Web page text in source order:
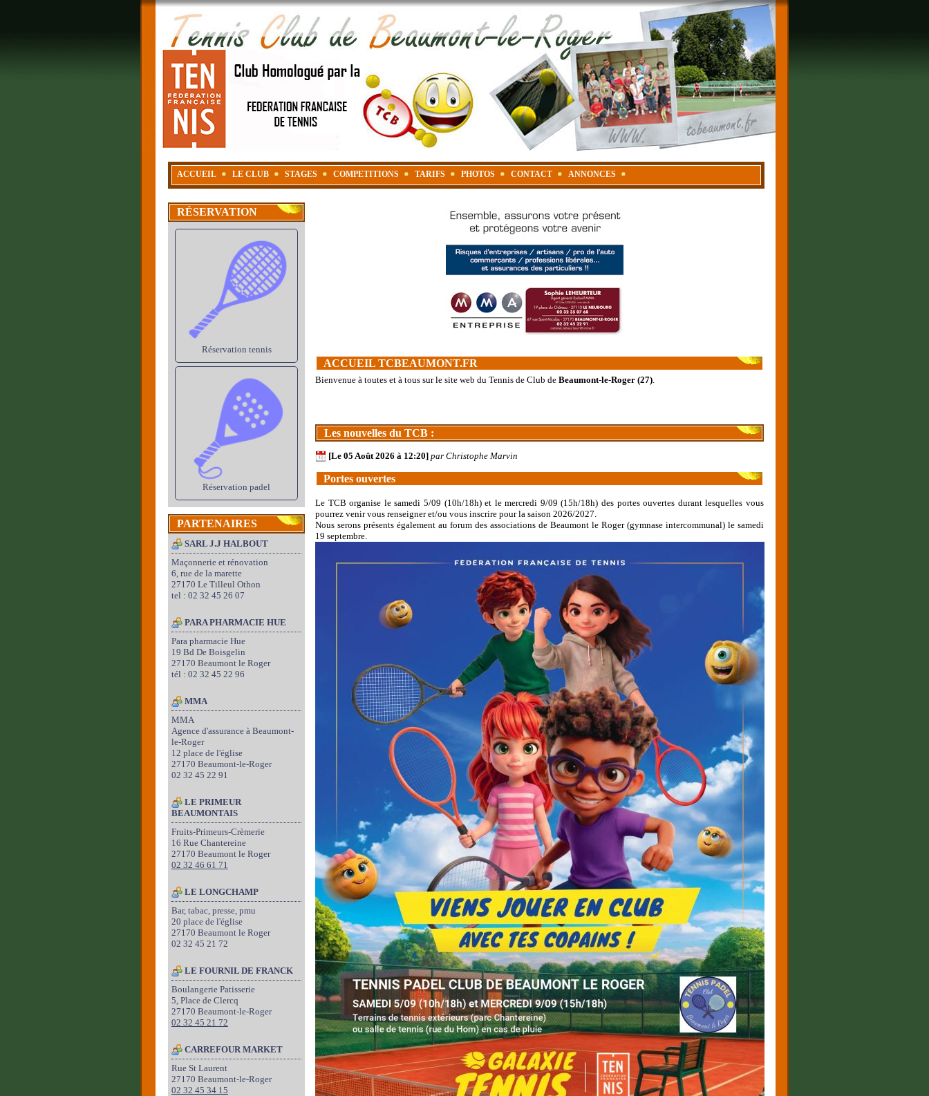
ACCUEIL LE CLUB STAGES COMPETITIONS TARIFS PHOTOS CONTACT ANNONCES
RÉSERVATION
Réservation tennis
Réservation padel
PARTENAIRES
SARL J.J HALBOUT
Maçonnerie et rénovation
6, rue de la marette
27170 Le Tilleul Othon
tel : 02 32 45 26 07
PARA PHARMACIE HUE
Para pharmacie Hue
19 Bd De Boisgelin
27170 Beaumont le Roger
tél : 02 32 45 22 96
MMA
MMA
Agence d'assurance à Beaumont-
le-Roger
12 place de l'église
27170 Beaumont-le-Roger
02 32 45 22 91
LE PRIMEUR
BEAUMONTAIS
Fruits-Primeurs-Crèmerie
16 Rue Chantereine
27170 Beaumont le Roger
02 32 46 61 71
LE LONGCHAMP
Bar, tabac, presse, pmu
20 place de l'église
27170 Beaumont le Roger
02 32 45 21 72
LE FOURNIL DE FRANCK
Boulangerie Patisserie
5, Place de Clercq
27170 Beaumont-le-Roger
02 32 45 21 72
CARREFOUR MARKET
Rue St Laurent
27170 Beaumont-le-Roger
02 32 45 34 15
ACCUEIL TCBEAUMONT.FR
Bienvenue à toutes et à tous sur le site web du Tennis de Club de Beaumont-le-Roger (27).
Les nouvelles du TCB :
[Le 05 Août 2026 à 12:20] par Christophe Marvin
Portes ouvertes
Le TCB organise le samedi 5/09 (10h/18h) et le mercredi 9/09 (15h/18h) des portes ouvertes durant lesquelles vous
pourrez venir vous renseigner et/ou vous inscrire pour la saison 2026/2027.
Nous serons présents également au forum des associations de Beaumont le Roger (gymnase intercommunal) le samedi
19 septembre.